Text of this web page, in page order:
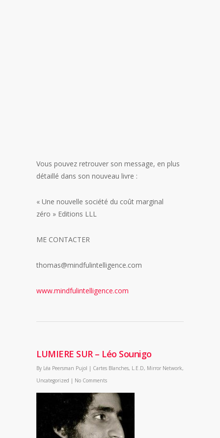
Vous pouvez retrouver son message, en plus
détaillé dans son nouveau livre :
« Une nouvelle société du coût marginal
zéro » Editions LLL
ME CONTACTER
thomas@mindfulintelligence.com
www.mindfulintelligence.com
LUMIERE SUR – Léo Sounigo
By Léa Peersman Pujol | Cartes Blanches, L.E.D, Mirror Network,
Uncategorized | No Comments